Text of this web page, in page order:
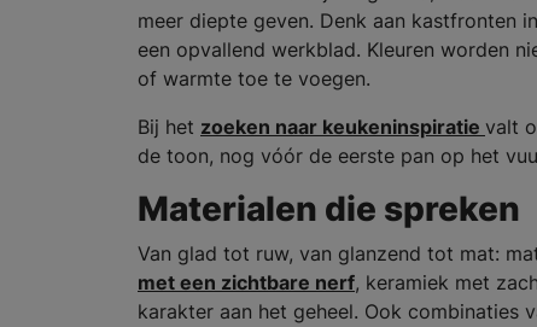
meer diepte geven. Denk aan kastfronten
een opvallend werkblad. Kleuren worden
of warmte toe te voegen.
Bij het zoeken naar keukeninspiratie valt
de toon, nog vóór de eerste pan op het
Materialen die spreken
Van glad tot ruw, van glanzend tot mat:
met een zichtbare nerf, keramiek met
karakter aan het geheel. Ook combinaties